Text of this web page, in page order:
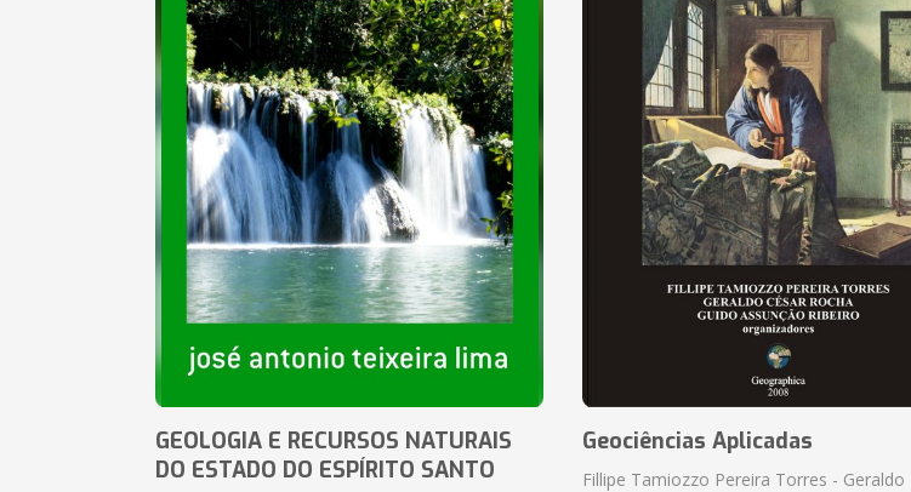
GEOLOGIA E RECURSOS NATURAIS
DO ESTADO DO ESPÍRITO SANTO
Geociências Aplicadas
Fillipe Tamiozzo Pereira Torres - Geraldo